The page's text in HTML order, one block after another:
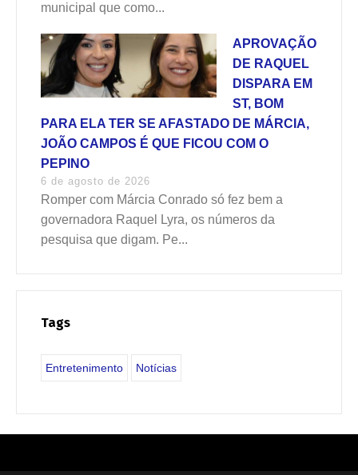
municipal que como...
APROVAÇÃO
DE RAQUEL
DISPARA EM
ST, BOM
PARA ELA TER SE AFASTADO DE MÁRCIA,
JOÃO CAMPOS É QUE FICOU COM O
PEPINO
6 de agosto de 2026
Romper com Márcia Conrado só fez bem a
governadora Raquel Lyra, os números da
pesquisa que digam. Pe...
Tags
Entretenimento Notícias